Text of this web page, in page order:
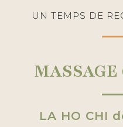
UN TEMPS DE
LA HO CHI